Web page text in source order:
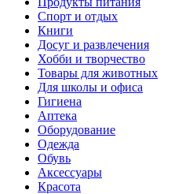
Спорт и отдых
Книги
Досуг и развлечения
Хобби и творчество
Товары для животных
Для школы и офиса
Гигиена
Аптека
Оборудование
Одежда
Обувь
Аксессуары
Красота